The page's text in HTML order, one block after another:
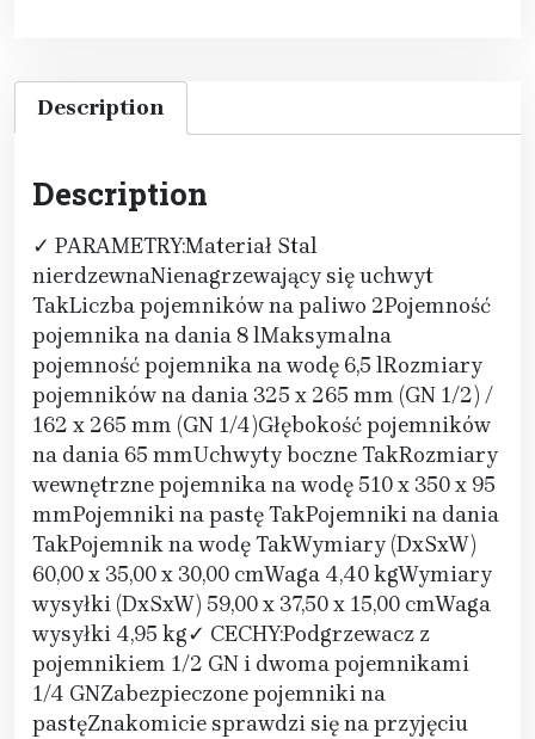
Description
Description
✓ PARAMETRY:Materiał Stal
nierdzewnaNienagrzewający się uchwyt
TakLiczba pojemników na paliwo 2Pojemność
pojemnika na dania 8 lMaksymalna
pojemność pojemnika na wodę 6,5 lRozmiary
pojemników na dania 325 x 265 mm (GN 1/2) /
162 x 265 mm (GN 1/4)Głębokość pojemników
na dania 65 mmUchwyty boczne TakRozmiary
wewnętrzne pojemnika na wodę 510 x 350 x 95
mmPojemniki na pastę TakPojemniki na dania
TakPojemnik na wodę TakWymiary (DxSxW)
60,00 x 35,00 x 30,00 cmWaga 4,40 kgWymiary
wysyłki (DxSxW) 59,00 x 37,50 x 15,00 cmWaga
wysyłki 4,95 kg✓ CECHY:Podgrzewacz z
pojemnikiem 1/2 GN i dwoma pojemnikami
1/4 GNZabezpieczone pojemniki na
pastęZnakomicie sprawdzi się na przyjęciu